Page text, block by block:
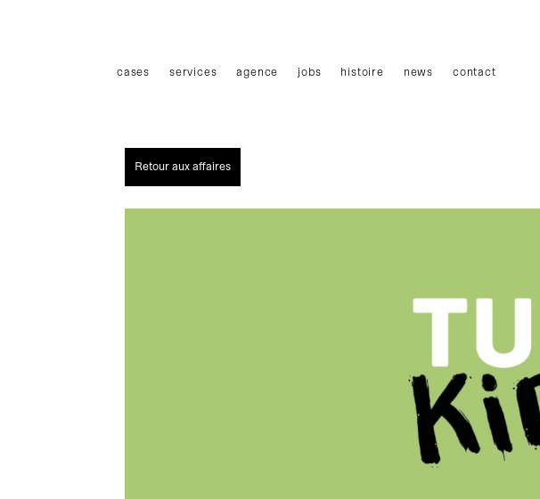
Haupmenü
cases services agence jobs histoire news contact
Retour aux affaires